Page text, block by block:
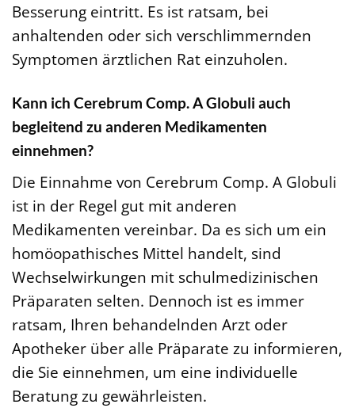
Besserung eintritt. Es ist ratsam, bei
anhaltenden oder sich verschlimmernden
Symptomen ärztlichen Rat einzuholen.
Kann ich Cerebrum Comp. A Globuli auch
begleitend zu anderen Medikamenten
einnehmen?
Die Einnahme von Cerebrum Comp. A Globuli
ist in der Regel gut mit anderen
Medikamenten vereinbar. Da es sich um ein
homöopathisches Mittel handelt, sind
Wechselwirkungen mit schulmedizinischen
Präparaten selten. Dennoch ist es immer
ratsam, Ihren behandelnden Arzt oder
Apotheker über alle Präparate zu informieren,
die Sie einnehmen, um eine individuelle
Beratung zu gewährleisten.